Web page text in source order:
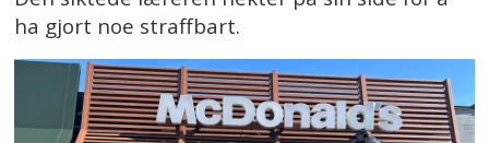
ha gjort noe straffbart.